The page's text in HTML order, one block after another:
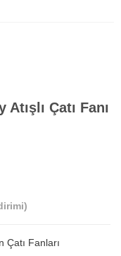
Çatı Fanı
Çatı Fanları